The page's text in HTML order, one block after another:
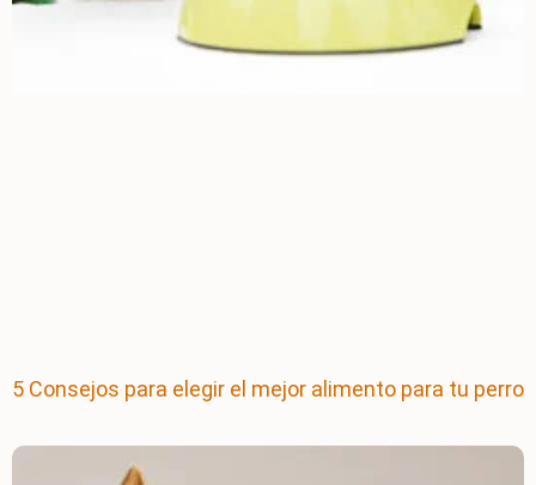
5 Consejos para elegir el mejor alimento para tu perro